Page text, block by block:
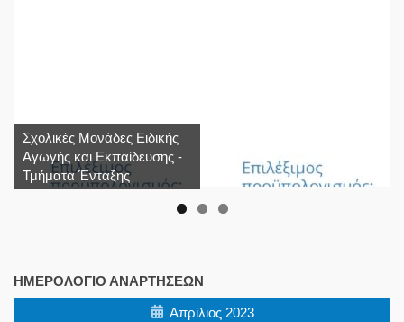
Σχολικές Μονάδες Ειδικής
Αγωγής και Εκπαίδευσης -
Τμήματα Ένταξης
ΗΜΕΡΟΛΌΓΙΟ ΑΝΑΡΤΉΣΕΩΝ
Απρίλιος 2023